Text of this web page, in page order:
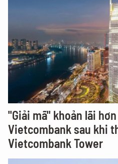
"Giải mã" khoản lãi
Vietcombank sau khi
Vietcombank Tower